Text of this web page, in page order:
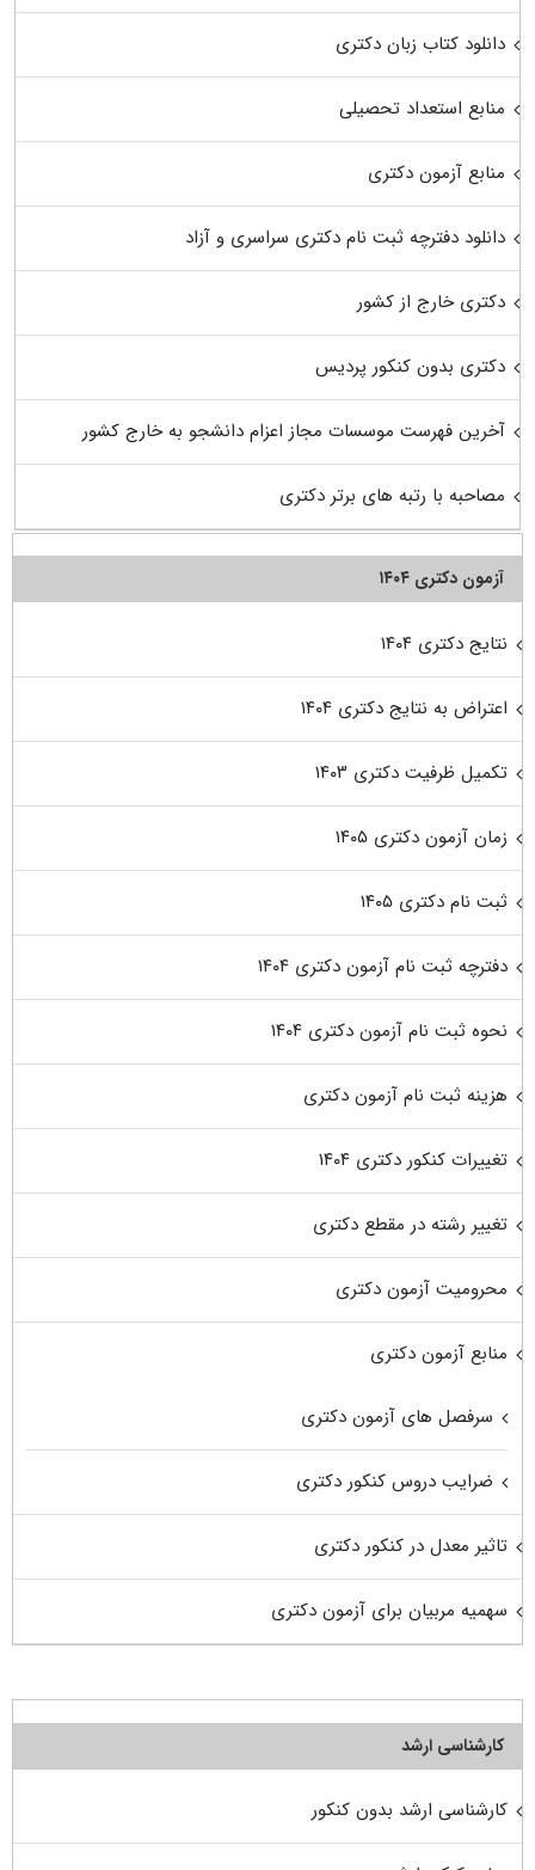
دانلود کتاب زبان دکتری
منابع استعداد تحصیلی
منابع آزمون دکتری
دانلود دفترچه ثبت نام دکتری سراسری و آزاد
دکتری خارج از کشور
دکتری بدون کنکور پردیس
آخرین فهرست موسسات مجاز اعزام دانشجو به خارج کشور
مصاحبه با رتبه های برتر دکتری
آزمون دکتری ۱۴۰۴
نتایج دکتری ۱۴۰۴
اعتراض به نتایج دکتری ۱۴۰۴
تکمیل ظرفیت دکتری ۱۴۰۳
زمان آزمون دکتری ۱۴۰۵
ثبت نام دکتری ۱۴۰۵
دفترچه ثبت نام آزمون دکتری ۱۴۰۴
نحوه ثبت نام آزمون دکتری ۱۴۰۴
هزینه ثبت نام آزمون دکتری
تغییرات کنکور دکتری ۱۴۰۴
تغییر رشته در مقطع دکتری
محرومیت آزمون دکتری
منابع آزمون دکتری
سرفصل های آزمون دکتری
ضرایب دروس کنکور دکتری
تاثیر معدل در کنکور دکتری
سهمیه مربیان برای آزمون دکتری
کارشناسی ارشد
کارشناسی ارشد بدون کنکور